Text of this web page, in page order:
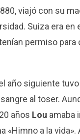
viajó con su
Suiza era
permiso
año siguiente
al toser.
años Lou amaba
«Himno a la